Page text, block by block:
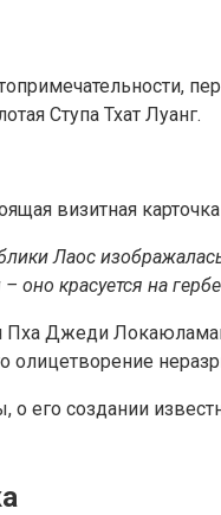
Ступа Тхат Луанг.
визитная
Лаос
оно красуется на
Джеди
олицетворение
о его создании